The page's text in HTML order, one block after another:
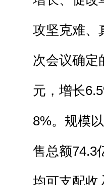
攻坚克难、
次会议确定
元，增长
8%。规模
售总额74.3
均可支配收